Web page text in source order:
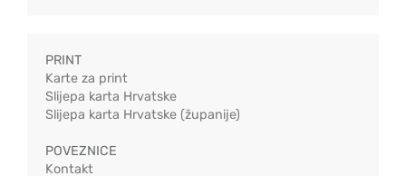
PRINT
Karte za print
Slijepa karta Hrvatske
Slijepa karta Hrvatske (županije)
POVEZNICE
Kontakt